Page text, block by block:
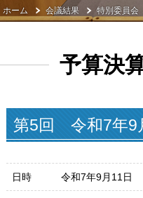
ホーム 会議結果 特別委員会
予算決
第5回 令和7年9
日時 令和7年9月11日